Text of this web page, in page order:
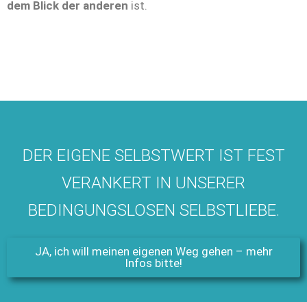
dem Blick der anderen ist.
DER EIGENE SELBSTWERT IST FEST
VERANKERT IN UNSERER
BEDINGUNGSLOSEN SELBSTLIEBE.
JA, ich will meinen eigenen Weg gehen – mehr
Infos bitte!